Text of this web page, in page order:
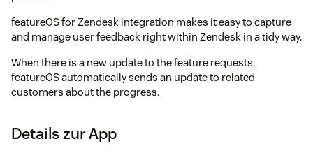
featureOS for Zendesk integration makes it easy to capture
and manage user feedback right within Zendesk in a tidy way.
When there is a new update to the feature requests,
featureOS automatically sends an update to related
customers about the progress.
Details zur App